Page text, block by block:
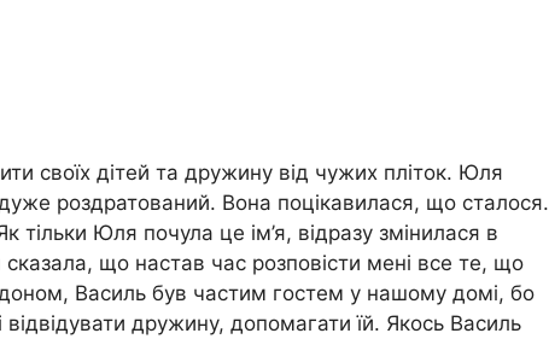
своїх дітей та дружину від чужих пліток. Юля
роздратований. Вона поцікавилася, що сталося.
тільки Юля почула це ім’я, відразу змінилася в
що настав час розповісти мені все те, що
Василь був частим гостем у нашому домі, бо
відвідувати дружину, допомагати їй. Якось Василь